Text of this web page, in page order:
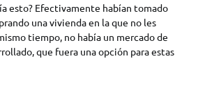
esto? Efectivamente habían tomado
una vivienda en la que no les
tiempo, no había un mercado de
que fuera una opción para estas